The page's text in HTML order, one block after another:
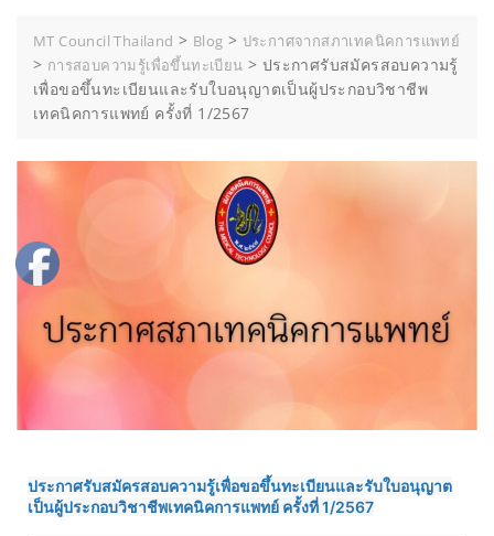
MT Council Thailand > Blog > ประกาศจากสภาเทคนิคการแพทย์
> การสอบความรู้เพื่อขึ้นทะเบียน > ประกาศรับสมัครสอบความรู้
เพื่อขอขึ้นทะเบียนและรับใบอนุญาตเป็นผู้ประกอบวิชาชีพ
เทคนิคการแพทย์ ครั้งที่ 1/2567
ประกาศรับสมัครสอบความรู้เพื่อขอขึ้นทะเบียนและรับใบอนุญาต
เป็นผู้ประกอบวิชาชีพเทคนิคการแพทย์ ครั้งที่ 1/2567